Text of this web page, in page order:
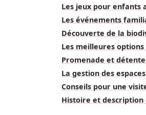
Les jeux pour enfants
Les événements
Découverte de la
Les meilleures
Promenade et
La gestion des
Conseils pour une
Histoire et description